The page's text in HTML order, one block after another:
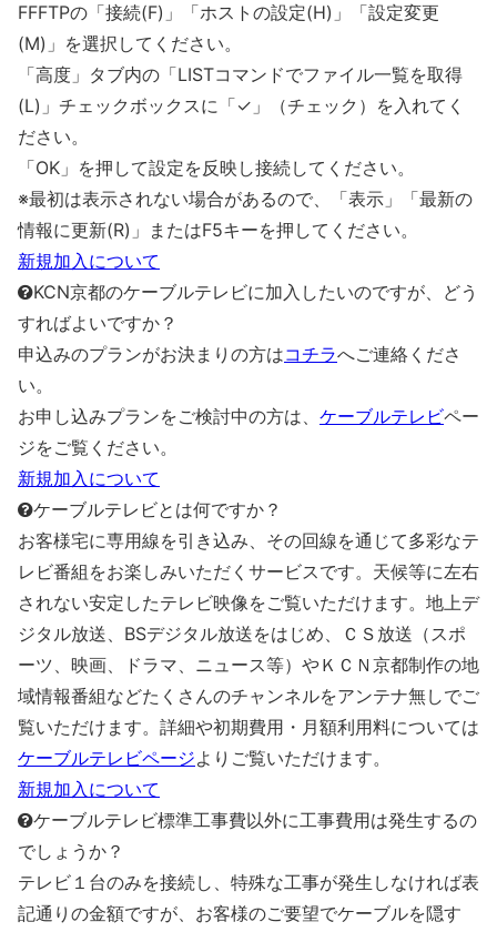
FFFTPの「接続(F)」「ホストの設定(H)」「設定変更
(M)」を選択してください。
「高度」タブ内の「LISTコマンドでファイル一覧を取得
(L)」チェックボックスに「✓」（チェック）を入れてく
ださい。
「OK」を押して設定を反映し接続してください。
※最初は表示されない場合があるので、「表示」「最新の
情報に更新(R)」またはF5キーを押してください。
新規加入について
KCN京都のケーブルテレビに加入したいのですが、どう
すればよいですか？
申込みのプランがお決まりの方はコチラへご連絡くださ
い。
お申し込みプランをご検討中の方は、 ケーブルテレビペー
ジをご覧ください。
新規加入について
ケーブルテレビとは何ですか？
お客様宅に専用線を引き込み、その回線を通じて多彩なテ
レビ番組をお楽しみいただくサービスです。天候等に左右
されない安定したテレビ映像をご覧いただけます。地上デ
ジタル放送、BSデジタル放送をはじめ、ＣＳ放送（スポ
ーツ、映画、ドラマ、ニュース等）やＫＣＮ京都制作の地
域情報番組などたくさんのチャンネルをアンテナ無しでご
覧いただけます。詳細や初期費用・月額利用料については
ケーブルテレビページよりご覧いただけます。
新規加入について
ケーブルテレビ標準工事費以外に工事費用は発生するの
でしょうか？
テレビ１台のみを接続し、特殊な工事が発生しなければ表
記通りの金額ですが、お客様のご要望でケーブルを隠す